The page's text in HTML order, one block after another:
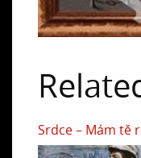
Srdce – Mám tě